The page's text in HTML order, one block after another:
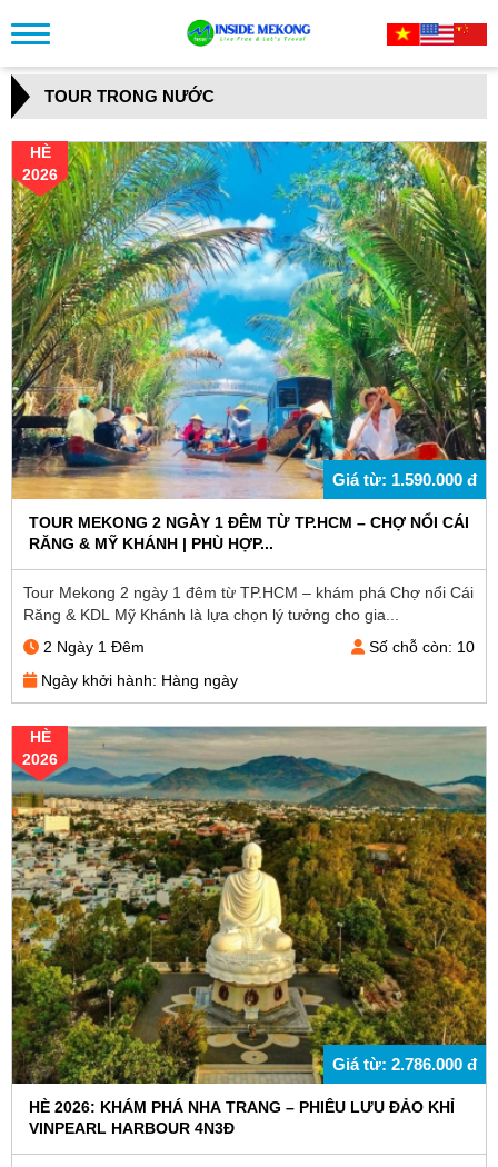
TOUR TRONG NƯỚC
Giá từ: 1.590.000 đ
HÈ
2026
TOUR MEKONG 2 NGÀY 1 ĐÊM TỪ TP.HCM – CHỢ NỔI CÁI
RĂNG & MỸ KHÁNH | PHÙ HỢP...
Tour Mekong 2 ngày 1 đêm từ TP.HCM – khám phá Chợ nổi Cái
Răng & KDL Mỹ Khánh là lựa chọn lý tưởng cho gia...
2 Ngày 1 Đêm
Số chỗ còn: 10
Ngày khởi hành: Hàng ngày
Giá từ: 2.786.000 đ
HÈ
2026
HÈ 2026: KHÁM PHÁ NHA TRANG – PHIÊU LƯU ĐẢO KHỈ
VINPEARL HARBOUR 4N3Đ